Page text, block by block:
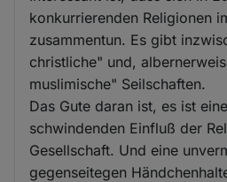
konkurrierenden Religionen
zusammentun. Es gibt
christliche" und,
muslimische" Seilschaften.
Das Gute daran ist, es ist
schwindenden Einfluß der
Gesellschaft. Und eine
gegenseitegen